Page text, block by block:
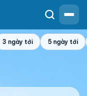
3 ngày tới 5 ngày tới